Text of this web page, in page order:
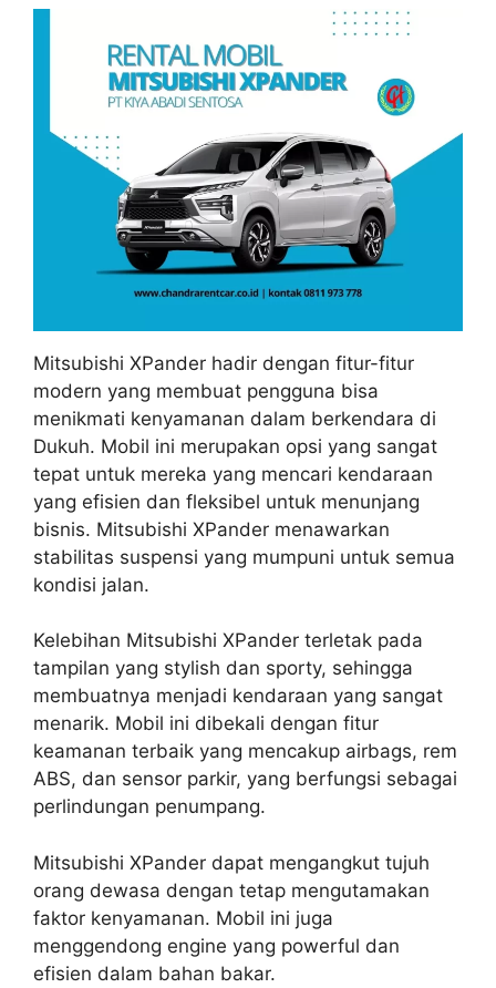
Mitsubishi XPander hadir dengan fitur-fitur
modern yang membuat pengguna bisa
menikmati kenyamanan dalam berkendara di
Dukuh. Mobil ini merupakan opsi yang sangat
tepat untuk mereka yang mencari kendaraan
yang efisien dan fleksibel untuk menunjang
bisnis. Mitsubishi XPander menawarkan
stabilitas suspensi yang mumpuni untuk semua
kondisi jalan.
Kelebihan Mitsubishi XPander terletak pada
tampilan yang stylish dan sporty, sehingga
membuatnya menjadi kendaraan yang sangat
menarik. Mobil ini dibekali dengan fitur
keamanan terbaik yang mencakup airbags, rem
ABS, dan sensor parkir, yang berfungsi sebagai
perlindungan penumpang.
Mitsubishi XPander dapat mengangkut tujuh
orang dewasa dengan tetap mengutamakan
faktor kenyamanan. Mobil ini juga
menggendong engine yang powerful dan
efisien dalam bahan bakar.